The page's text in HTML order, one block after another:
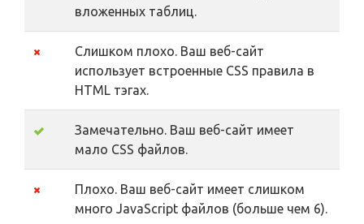
вложенных таблиц.
Слишком плохо. Ваш веб-сайт
использует встроенные CSS правила в
HTML тэгах.
Замечательно. Ваш веб-сайт имеет
мало CSS файлов.
Плохо. Ваш веб-сайт имеет слишком
много JavaScript файлов (больше чем 6).